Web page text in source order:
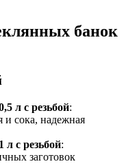
банок
л с резьбой:
и сока, надежная
л с резьбой:
заготовок